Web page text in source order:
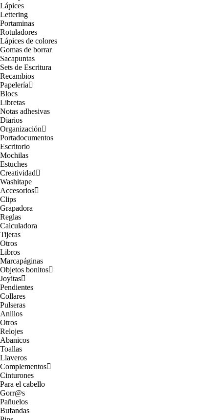
Lápices
Lettering
Portaminas
Rotuladores
Lápices de colores
Gomas de borrar
Sacapuntas
Sets de Escritura
Recambios
Papelería
Blocs
Libretas
Notas adhesivas
Diarios
Organización
Portadocumentos
Escritorio
Mochilas
Estuches
Creatividad
Washitape
Accesorios
Clips
Grapadora
Reglas
Calculadora
Tijeras
Otros
Libros
Marcapáginas
Objetos bonitos
Joyitas
Pendientes
Collares
Pulseras
Anillos
Otros
Relojes
Abanicos
Toallas
Llaveros
Complementos
Cinturones
Para el cabello
Gorr@s
Pañuelos
Bufandas